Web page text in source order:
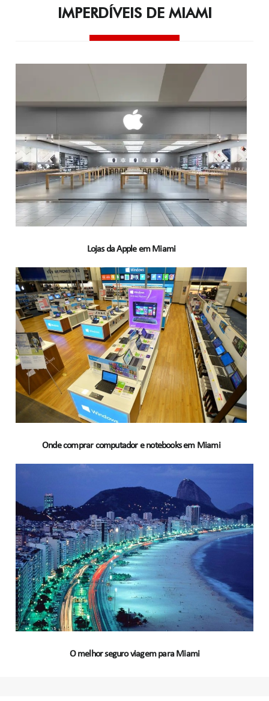
IMPERDÍVEIS DE MIAMI
Lojas da Apple em Miami
Onde comprar computador e notebooks em Miami
O melhor seguro viagem para Miami